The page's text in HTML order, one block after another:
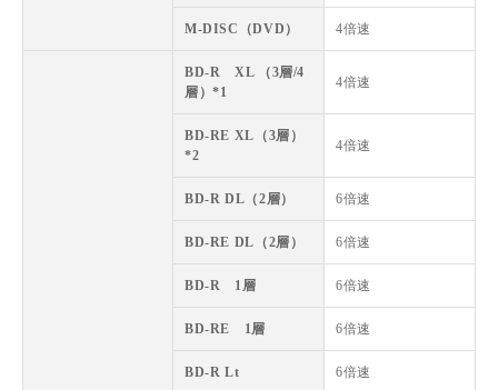
M-DISC（DVD） 4倍速
BD-R XL （3層/4
層）*1
4倍速
BD-RE XL（3層）
*2
4倍速
BD-R DL（2層） 6倍速
BD-RE DL（2層） 6倍速
BD-R 1層 6倍速
BD-RE 1層 6倍速
BD-R Lt 6倍速